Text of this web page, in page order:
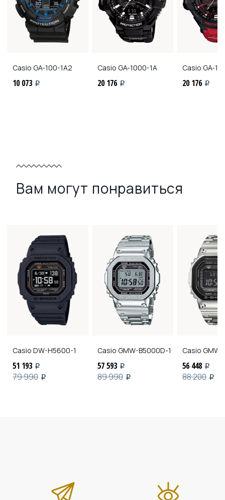
Casio GA-100-1A2
10 073 i
Casio GA-1000-1A
20 176 i
Casio GA-
20 176 i
Вам могут понравиться
Casio DW-H5600-1
51 193 i
79 990 i
Casio GMW-B5000D-1
57 593 i
89 990 i
Casio
56 448 i
88 200 i